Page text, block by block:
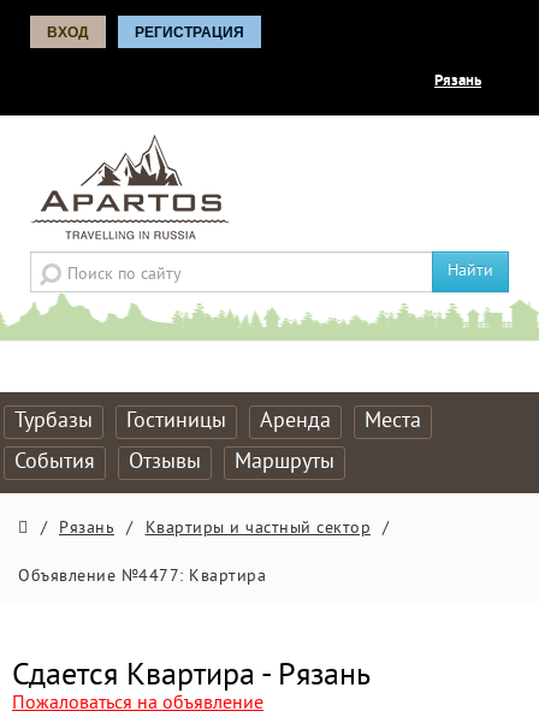
ВХОД РЕГИСТРАЦИЯ
Рязань
Найти
Турбазы Гостиницы Аренда
Места
События
Отзывы Маршруты
/ Рязань / Квартиры и частный сектор /
Объявление №4477: Квартира
Сдается Квартира - Рязань
Пожаловаться на объявление